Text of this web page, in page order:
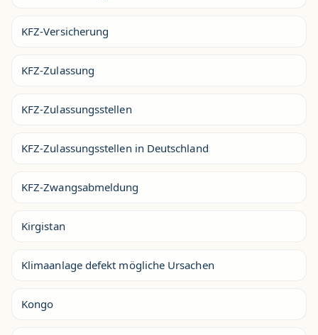
KFZ-Versicherung
KFZ-Zulassung
KFZ-Zulassungsstellen
KFZ-Zulassungsstellen in Deutschland
KFZ-Zwangsabmeldung
Kirgistan
Klimaanlage defekt mögliche Ursachen
Kongo